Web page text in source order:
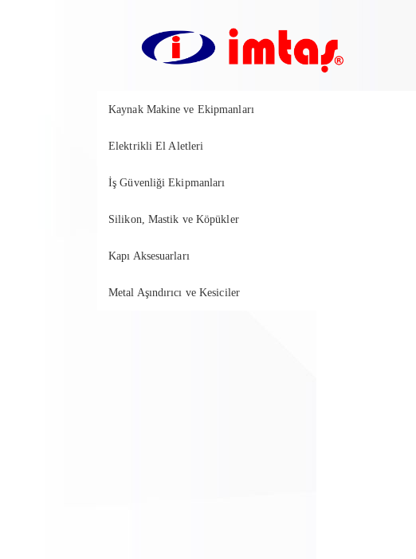
Kaynak Makine ve Ekipmanları
Elektrikli El Aletleri
İş Güvenliği Ekipmanları
Silikon, Mastik ve Köpükler
Kapı Aksesuarları
Metal Aşındırıcı ve Kesiciler